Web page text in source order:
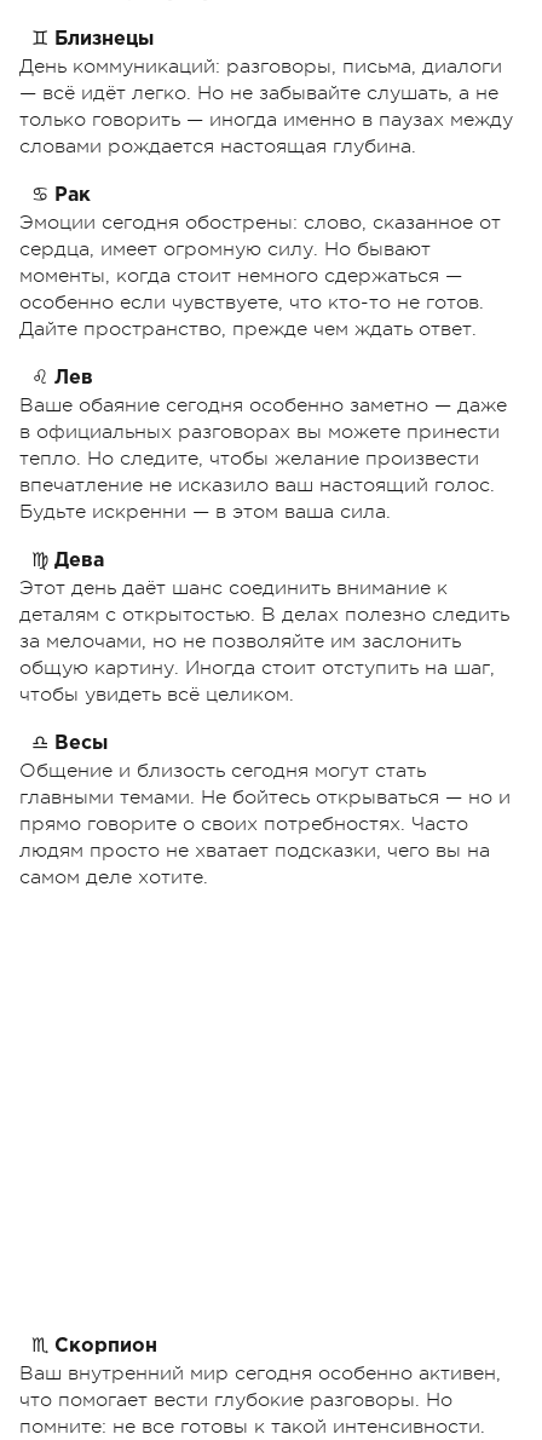
♊ Близнецы
День коммуникаций: разговоры, письма, диалоги
— всё идёт легко. Но не забывайте слушать, а не
только говорить — иногда именно в паузах между
словами рождается настоящая глубина.
♋ Рак
Эмоции сегодня обострены: слово, сказанное от
сердца, имеет огромную силу. Но бывают
моменты, когда стоит немного сдержаться —
особенно если чувствуете, что кто-то не готов.
Дайте пространство, прежде чем ждать ответ.
♌ Лев
Ваше обаяние сегодня особенно заметно — даже
в официальных разговорах вы можете принести
тепло. Но следите, чтобы желание произвести
впечатление не исказило ваш настоящий голос.
Будьте искренни — в этом ваша сила.
♍ Дева
Этот день даёт шанс соединить внимание к
деталям с открытостью. В делах полезно следить
за мелочами, но не позволяйте им заслонить
общую картину. Иногда стоит отступить на шаг,
чтобы увидеть всё целиком.
♎ Весы
Общение и близость сегодня могут стать
главными темами. Не бойтесь открываться — но и
прямо говорите о своих потребностях. Часто
людям просто не хватает подсказки, чего вы на
самом деле хотите.
♏ Скорпион
Ваш внутренний мир сегодня особенно активен,
что помогает вести глубокие разговоры. Но
помните: не все готовы к такой интенсивности.